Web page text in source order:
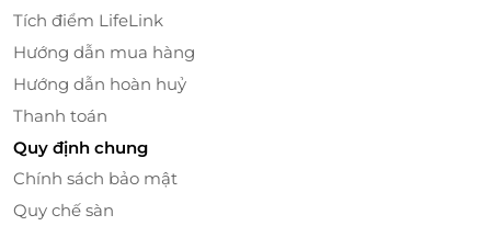
tiên tiến cùng đội ngũ nhân viên chuyên nghiệp,
chu đáo, nhiệt tình sẽ mang đến trải nghiệm tuyệt
vời cho mỗi khách hàng.
Tích điểm LifeLink
Hướng dẫn mua hàng
Hướng dẫn hoàn huỷ
Thanh toán
Quy định chung
Chính sách bảo mật
Quy chế sàn